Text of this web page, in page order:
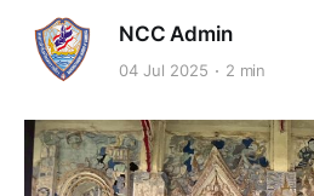
NCC Admin
04 Jul 2025 2 min